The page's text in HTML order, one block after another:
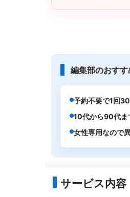
編集部のおすす
予約不要で1回
10代から90代ま
女性専用なので
サービス内容